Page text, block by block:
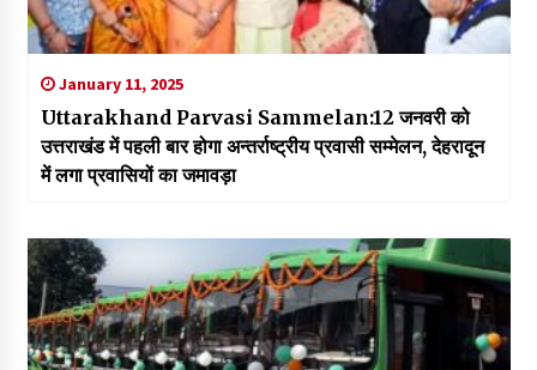
January 11, 2025
Uttarakhand Parvasi Sammelan:12 जनवरी को
उत्तराखंड में पहली बार होगा अन्तर्राष्ट्रीय प्रवासी सम्मेलन, देहरादून
में लगा प्रवासियों का जमावड़ा